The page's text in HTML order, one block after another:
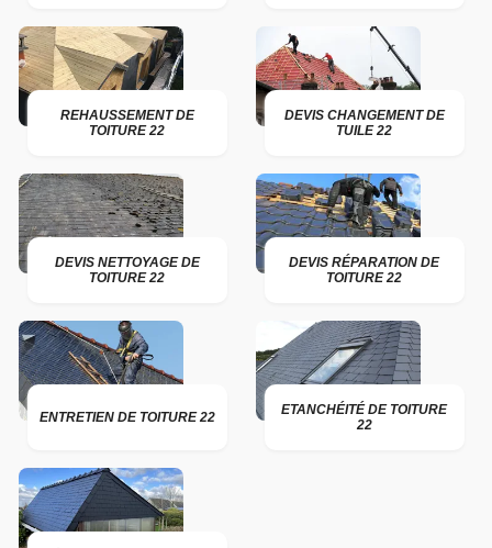
REHAUSSEMENT DE
TOITURE 22
DEVIS CHANGEMENT DE
TUILE 22
DEVIS NETTOYAGE DE
TOITURE 22
DEVIS RÉPARATION DE
TOITURE 22
ENTRETIEN DE TOITURE 22
ETANCHÉITÉ DE TOITURE
22